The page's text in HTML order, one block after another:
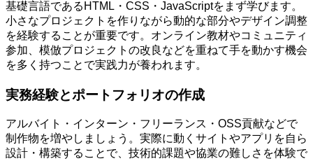
基礎言語であるHTML・CSS・JavaScriptをまず学びます。
小さなプロジェクトを作りながら動的な部分やデザイン調整
を経験することが重要です。オンライン教材やコミュニティ
参加、模倣プロジェクトの改良などを重ねて手を動かす機会
を多く持つことで実践力が養われます。
実務経験とポートフォリオの作成
アルバイト・インターン・フリーランス・OSS貢献などで
制作物を増やしましょう。実際に動くサイトやアプリを自ら
設計・構築することで、技術的課題や協業の難しさを体験で